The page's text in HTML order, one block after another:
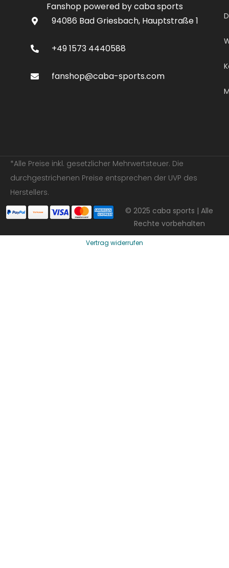
Fanshop powered by caba sports
94086 Bad Griesbach, Hauptstraße 1
+49 1573 4440588
fanshop@caba-sports.com
*Alle Preise inkl. gesetzlicher Mehrwertsteuer. Die
durchgestrichenen Preise entsprechen der UVP des
Herstellers.
© 2025 caba sports | Alle
Rechte vorbehalten
Vertrag widerrufen